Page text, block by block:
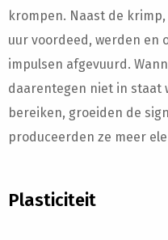
krompen. Naast de
uur voordeed, werden en
impulsen afgevuurd.
daarentegen niet in staat
bereiken, groeiden de
produceerden ze meer
Plasticiteit